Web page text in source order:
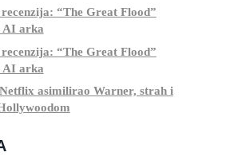
“The Great Flood”
AI arka
“The Great Flood”
AI arka
Netflix asimilirao Warner, strah i